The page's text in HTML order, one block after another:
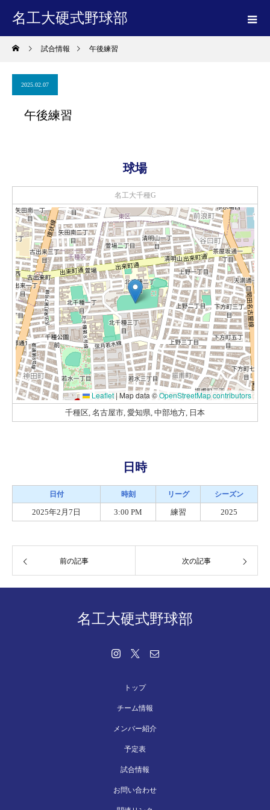
名工大硬式野球部
試合情報 午後練習
2025.02.07
午後練習
球場
名工大千種G
Leaflet | Map data ©OpenStreetMap contributors
千種区, 名古屋市, 愛知県, 中部地方, 日本
日時
日付 時刻 リーグ シーズン
2025年2月7日 3:00 PM 練習 2025
前の記事 次の記事
名工大硬式野球部
トップ
チーム情報
メンバー紹介
予定表
試合情報
お問い合わせ